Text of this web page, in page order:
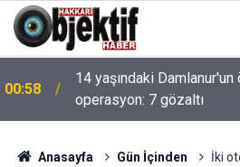
00:58
14 yaşındaki
operasyon: 7 gözaltı
Anasayfa Gün İçinden
İki